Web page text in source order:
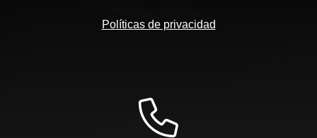
Políticas de privacidad